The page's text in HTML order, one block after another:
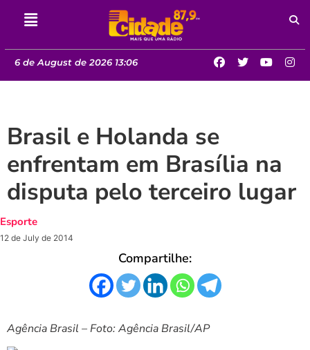
6 de August de 2026 13:06
Brasil e Holanda se
enfrentam em Brasília na
disputa pelo terceiro lugar
Esporte
12 de July de 2014
Compartilhe:
Agência Brasil – Foto: Agência Brasil/AP